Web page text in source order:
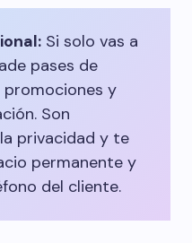
Si solo vas a
pases de
y
Son
privacidad y te
permanente y
del cliente.